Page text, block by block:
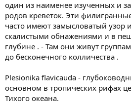
один из наименее изученных и
родов креветок. Эти
часто имеют замысловатый узор
скалистыми обнажениями и в
глубине . - Там они живут
до бесконечного колличества .
Plesionika flavicauda -
основном в тропических рифах
Тихого океана.